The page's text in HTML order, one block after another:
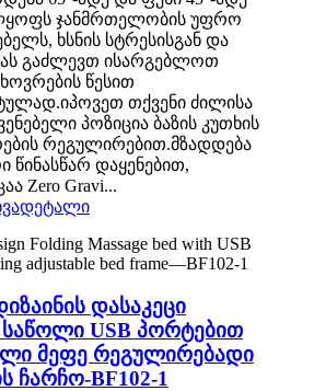
ჯანმრთელობის უფრო
ხსნის სტრესისგან და
გაძლევთ ისარგებლოთ
წესით
თქვენი ძილისა
პოზიცია ბაზის კუთხის
რეგულირებით.მზადდება
წინასწარ დაყენებით,
Zero Gravi...
დეტალი
დასაკეცი
საწოლი USB პორტებით
მეფე რეგულირებადი
ჩარჩო-BF102-1